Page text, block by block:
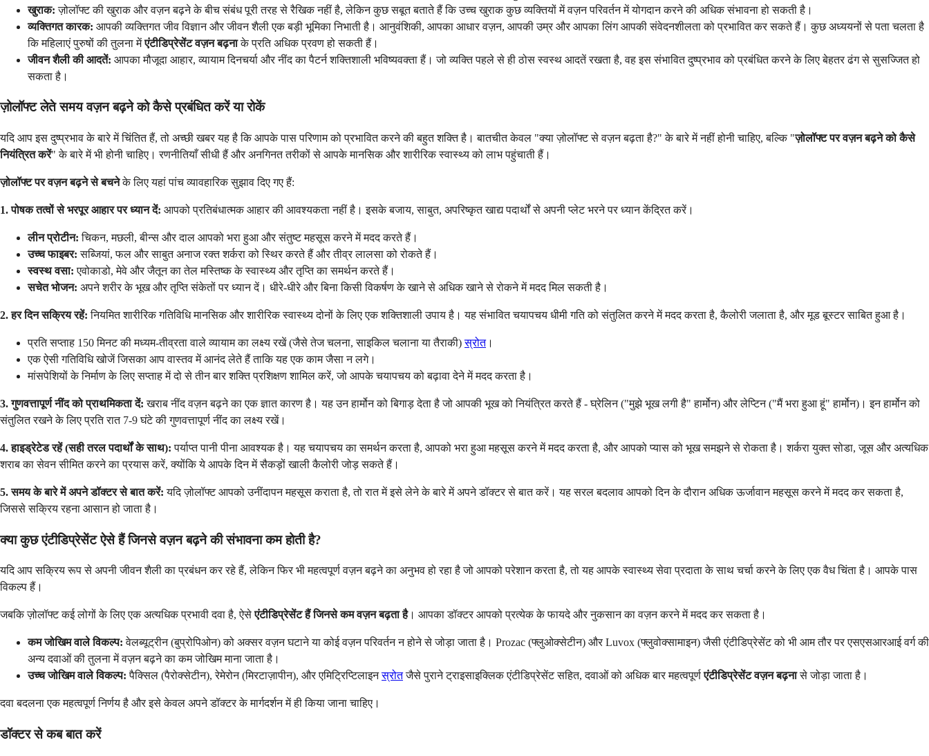
खुराक: ज़ोलॉफ्ट की खुराक और वज़न बढ़ने के बीच संबंध पूरी तरह से रैखिक नहीं है, लेकिन कुछ सबूत बताते हैं कि उच्च खुराक कुछ व्यक्तियों में वज़न परिवर्तन में योगदान करने की अधिक संभावना हो सकती है।
व्यक्तिगत कारक: आपकी व्यक्तिगत जीव विज्ञान और जीवन शैली एक बड़ी भूमिका निभाती है। आनुवंशिकी, आपका आधार वज़न, आपकी उम्र और आपका लिंग आपकी संवेदनशीलता को प्रभावित कर सकते हैं। कुछ अध्ययनों से पता चलता है
कि महिलाएं पुरुषों की तुलना मेंएंटीडिप्रेसेंट वज़न बढ़नाके प्रति अधिक प्रवण हो सकती हैं।
जीवन शैली की आदतें: आपका मौजूदा आहार, व्यायाम दिनचर्या और नींद का पैटर्न शक्तिशाली भविष्यवक्ता हैं। जो व्यक्ति पहले से ही ठोस स्वस्थ आदतें रखता है, वह इस संभावित दुष्प्रभाव को प्रबंधित करने के लिए बेहतर ढंग से सुसज्जित हो
सकता है।
ज़ोलॉफ्ट लेते समय वज़न बढ़ने को कैसे प्रबंधित करें या रोकें
यदि आप इस दुष्प्रभाव के बारे में चिंतित हैं, तो अच्छी खबर यह है कि आपके पास परिणाम को प्रभावित करने की बहुत शक्ति है। बातचीत केवल "क्या ज़ोलॉफ्ट से वज़न बढ़ता है?" के बारे में नहीं होनी चाहिए, बल्कि "ज़ोलॉफ्ट पर वज़न बढ़ने को कैसे
नियंत्रित करें" के बारे में भी होनी चाहिए। रणनीतियाँ सीधी हैं और अनगिनत तरीकों से आपके मानसिक और शारीरिक स्वास्थ्य को लाभ पहुंचाती हैं।
ज़ोलॉफ्ट पर वज़न बढ़ने से बचनेके लिए यहां पांच व्यावहारिक सुझाव दिए गए हैं:
1. पोषक तत्वों से भरपूर आहार पर ध्यान दें: आपको प्रतिबंधात्मक आहार की आवश्यकता नहीं है। इसके बजाय, साबुत, अपरिष्कृत खाद्य पदार्थों से अपनी प्लेट भरने पर ध्यान केंद्रित करें।
लीन प्रोटीन: चिकन, मछली, बीन्स और दाल आपको भरा हुआ और संतुष्ट महसूस करने में मदद करते हैं।
उच्च फाइबर: सब्जियां, फल और साबुत अनाज रक्त शर्करा को स्थिर करते हैं और तीव्र लालसा को रोकते हैं।
स्वस्थ वसा: एवोकाडो, मेवे और जैतून का तेल मस्तिष्क के स्वास्थ्य और तृप्ति का समर्थन करते हैं।
सचेत भोजन: अपने शरीर के भूख और तृप्ति संकेतों पर ध्यान दें। धीरे-धीरे और बिना किसी विकर्षण के खाने से अधिक खाने से रोकने में मदद मिल सकती है।
2. हर दिन सक्रिय रहें: नियमित शारीरिक गतिविधि मानसिक और शारीरिक स्वास्थ्य दोनों के लिए एक शक्तिशाली उपाय है। यह संभावित चयापचय धीमी गति को संतुलित करने में मदद करता है, कैलोरी जलाता है, और मूड बूस्टर साबित हुआ है।
प्रति सप्ताह 150 मिनट की मध्यम-तीव्रता वाले व्यायाम का लक्ष्य रखें (जैसे तेज चलना, साइकिल चलाना या तैराकी)स्रोत।
एक ऐसी गतिविधि खोजें जिसका आप वास्तव में आनंद लेते हैं ताकि यह एक काम जैसा न लगे।
मांसपेशियों के निर्माण के लिए सप्ताह में दो से तीन बार शक्ति प्रशिक्षण शामिल करें, जो आपके चयापचय को बढ़ावा देने में मदद करता है।
3. गुणवत्तापूर्ण नींद को प्राथमिकता दें: खराब नींद वज़न बढ़ने का एक ज्ञात कारण है। यह उन हार्मोन को बिगाड़ देता है जो आपकी भूख को नियंत्रित करते हैं - घ्रेलिन ("मुझे भूख लगी है" हार्मोन) और लेप्टिन ("मैं भरा हुआ हूं" हार्मोन)। इन हार्मोन को
संतुलित रखने के लिए प्रति रात 7-9 घंटे की गुणवत्तापूर्ण नींद का लक्ष्य रखें।
4. हाइड्रेटेड रहें (सही तरल पदार्थों के साथ): पर्याप्त पानी पीना आवश्यक है। यह चयापचय का समर्थन करता है, आपको भरा हुआ महसूस करने में मदद करता है, और आपको प्यास को भूख समझने से रोकता है। शर्करा युक्त सोडा, जूस और अत्यधिक
शराब का सेवन सीमित करने का प्रयास करें, क्योंकि ये आपके दिन में सैकड़ों खाली कैलोरी जोड़ सकते हैं।
5. समय के बारे में अपने डॉक्टर से बात करें: यदि ज़ोलॉफ्ट आपको उनींदापन महसूस कराता है, तो रात में इसे लेने के बारे में अपने डॉक्टर से बात करें। यह सरल बदलाव आपको दिन के दौरान अधिक ऊर्जावान महसूस करने में मदद कर सकता है,
जिससे सक्रिय रहना आसान हो जाता है।
क्या कुछ एंटीडिप्रेसेंट ऐसे हैं जिनसे वज़न बढ़ने की संभावना कम होती है?
यदि आप सक्रिय रूप से अपनी जीवन शैली का प्रबंधन कर रहे हैं, लेकिन फिर भी महत्वपूर्ण वज़न बढ़ने का अनुभव हो रहा है जो आपको परेशान करता है, तो यह आपके स्वास्थ्य सेवा प्रदाता के साथ चर्चा करने के लिए एक वैध चिंता है। आपके पास
विकल्प हैं।
जबकि ज़ोलॉफ्ट कई लोगों के लिए एक अत्यधिक प्रभावी दवा है, ऐसेएंटीडिप्रेसेंट हैं जिनसे कम वज़न बढ़ता है। आपका डॉक्टर आपको प्रत्येक के फायदे और नुकसान का वज़न करने में मदद कर सकता है।
कम जोखिम वाले विकल्प: वेलब्यूट्रीन (बुप्रोपिओन) को अक्सर वज़न घटाने या कोई वज़न परिवर्तन न होने से जोड़ा जाता है। Prozac (फ्लुओक्सेटीन) और Luvox (फ्लुवोक्सामाइन) जैसी एंटीडिप्रेसेंट को भी आम तौर पर एसएसआरआई वर्ग की
अन्य दवाओं की तुलना में वज़न बढ़ने का कम जोखिम माना जाता है।
उच्च जोखिम वाले विकल्प: पैक्सिल (पैरोक्सेटीन), रेमेरोन (मिरटाज़ापीन), और एमिट्रिप्टिलाइनस्रोतजैसे पुराने ट्राइसाइक्लिक एंटीडिप्रेसेंट सहित, दवाओं को अधिक बार महत्वपूर्णएंटीडिप्रेसेंट वज़न बढ़नासे जोड़ा जाता है।
दवा बदलना एक महत्वपूर्ण निर्णय है और इसे केवल अपने डॉक्टर के मार्गदर्शन में ही किया जाना चाहिए।
डॉक्टर से कब बात करें